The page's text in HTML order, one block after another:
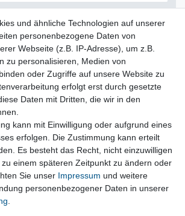
Motorhauben, Schweller und
Vertrag widerrufen
und ähnliche Technologien auf unserer
personenbezogene Daten von
Webseite (z.B. IP-Adresse), um z.B.
zu personalisieren, Medien von
oder Zugriffe auf unsere Website zu
erfolgt erst durch gesetzte
Daten mit Dritten, die wir in den
kann mit Einwilligung oder aufgrund eines
erfolgen. Die Zustimmung kann erteilt
Es besteht das Recht, nicht einzuwilligen
einem späteren Zeitpunkt zu ändern oder
Sie unser Impressum und weitere
personenbezogener Daten in unserer